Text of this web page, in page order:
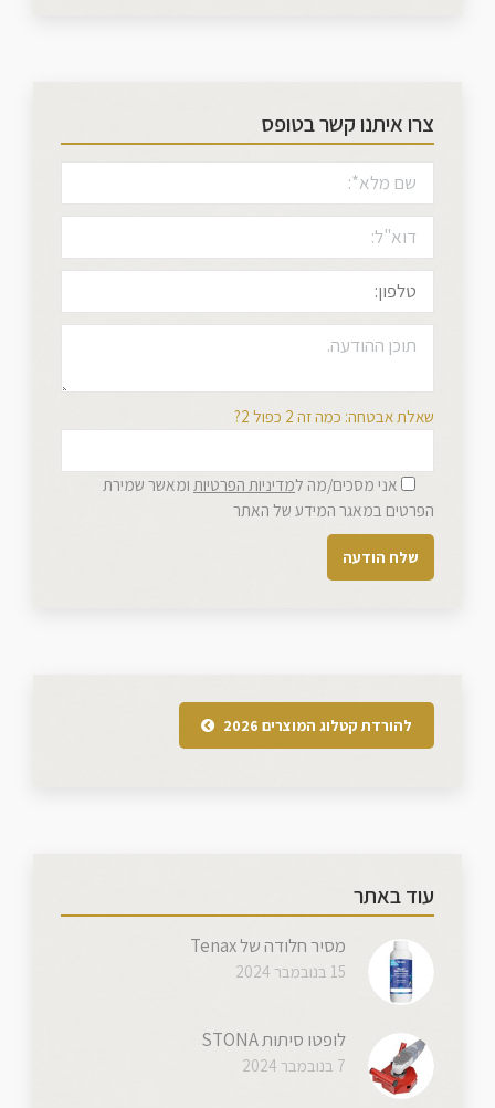
צרו איתנו קשר בטופס
שאלת אבטחה: כמה זה 2 כפול 2?
אני מסכים/מה למדיניות הפרטיות ומאשר שמירת
הפרטים במאגר המידע של האתר
להורדת קטלוג המוצרים 2026
עוד באתר
מסיר חלודה של Tenax
15 בנובמבר 2024
לופטו סיתות STONA
7 בנובמבר 2024